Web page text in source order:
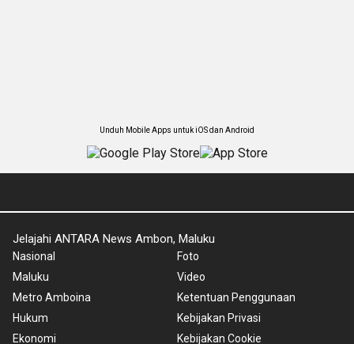
Unduh Mobile Apps untuk iOS dan Android
Jelajahi ANTARA News Ambon, Maluku
Nasional
Maluku
Metro Amboina
Hukum
Ekonomi
Foto
Video
Ketentuan Penggunaan
Kebijakan Privasi
Kebijakan Cookie